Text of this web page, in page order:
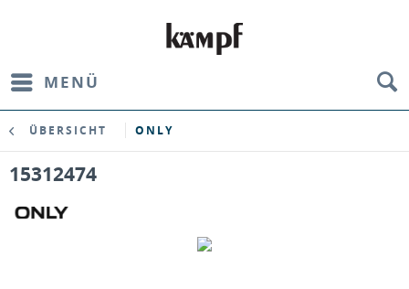
MENÜ
ÜBERSICHT ONLY
15312474